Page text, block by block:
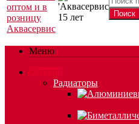
Меню
Каталог
Радиаторы